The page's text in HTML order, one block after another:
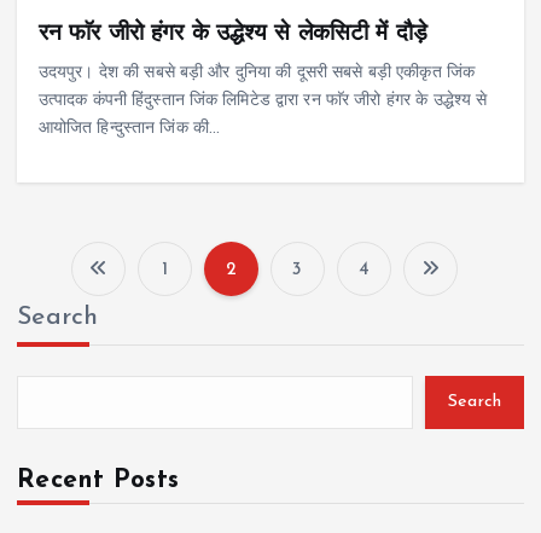
रन फाॅर जीरो हंगर के उद्धेश्य से लेकसिटी में दौड़े
उदयपुर। देश की सबसे बड़ी और दुनिया की दूसरी सबसे बड़ी एकीकृत जिंक
उत्पादक कंपनी हिंदुस्तान जिंक लिमिटेड द्वारा रन फाॅर जीरो हंगर के उद्धेश्य से
आयोजित हिन्दुस्तान जिंक की…
1 2 3 4
Search
Search
Recent Posts